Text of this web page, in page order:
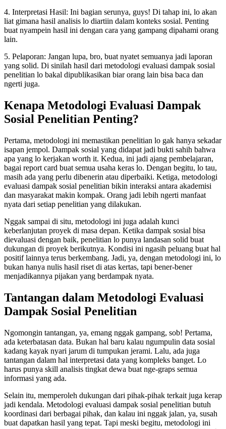
4. Interpretasi Hasil: Ini bagian serunya, guys! Di tahap ini, lo akan
liat gimana hasil analisis lo diartiin dalam konteks sosial. Penting
buat nyampein hasil ini dengan cara yang gampang dipahami orang
lain.
5. Pelaporan: Jangan lupa, bro, buat nyatet semuanya jadi laporan
yang solid. Di sinilah hasil dari metodologi evaluasi dampak sosial
penelitian lo bakal dipublikasikan biar orang lain bisa baca dan
ngerti juga.
Kenapa Metodologi Evaluasi Dampak
Sosial Penelitian Penting?
Pertama, metodologi ini memastikan penelitian lo gak hanya sekadar
isapan jempol. Dampak sosial yang didapat jadi bukti sahih bahwa
apa yang lo kerjakan worth it. Kedua, ini jadi ajang pembelajaran,
bagai report card buat semua usaha keras lo. Dengan begitu, lo tau,
masih ada yang perlu dibenerin atau diperbaiki. Ketiga, metodologi
evaluasi dampak sosial penelitian bikin interaksi antara akademisi
dan masyarakat makin kompak. Orang jadi lebih ngerti manfaat
nyata dari setiap penelitian yang dilakukan.
Nggak sampai di situ, metodologi ini juga adalah kunci
keberlanjutan proyek di masa depan. Ketika dampak sosial bisa
dievaluasi dengan baik, penelitian lo punya landasan solid buat
dukungan di proyek berikutnya. Kondisi ini ngasih peluang buat hal
positif lainnya terus berkembang. Jadi, ya, dengan metodologi ini, lo
bukan hanya nulis hasil riset di atas kertas, tapi bener-bener
menjadikannya pijakan yang berdampak nyata.
Tantangan dalam Metodologi Evaluasi
Dampak Sosial Penelitian
Ngomongin tantangan, ya, emang nggak gampang, sob! Pertama,
ada keterbatasan data. Bukan hal baru kalau ngumpulin data sosial
kadang kayak nyari jarum di tumpukan jerami. Lalu, ada juga
tantangan dalam hal interpretasi data yang kompleks banget. Lo
harus punya skill analisis tingkat dewa buat nge-graps semua
informasi yang ada.
Selain itu, memperoleh dukungan dari pihak-pihak terkait juga kerap
jadi kendala. Metodologi evaluasi dampak sosial penelitian butuh
koordinasi dari berbagai pihak, dan kalau ini nggak jalan, ya, susah
buat dapatkan hasil yang tepat. Tapi meski begitu, metodologi ini